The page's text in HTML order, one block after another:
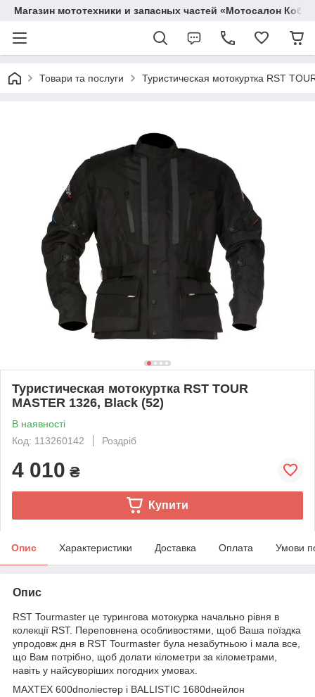
Магазин мототехники и запасных частей «Мотосалон
Товари та послуги Туристическая мотокуртка RST
Туристическая мотокуртка RST TOUR
MASTER 1326, Black (52)
В наявності
Код: 113260142
Роздріб
4 010 ₴
Купити
Опис Характеристики Доставка Оплата Умови
Опис
RST Tourmaster це турингова мотокурка начально рівня в
колекції RST. Переповнена особливостями, щоб Ваша поїздка
упродовж дня в RST Tourmaster була незабутньою і мала все,
що Вам потрібно, щоб долати кілометри за кілометрами,
навіть у найсуворіших погодних умовах.
MAXTEX 600dполіестер і BALLISTIC 1680dнейлон